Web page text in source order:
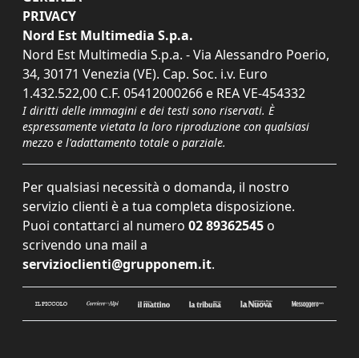
PRIVACY
Nord Est Multimedia S.p.a.
Nord Est Multimedia S.p.a. - Via Alessandro Poerio,
34, 30171 Venezia (VE). Cap. Soc. i.v. Euro
1.432.522,00 C.F. 05412000266 e REA VE-454332
I diritti delle immagini e dei testi sono riservati. È
espressamente vietata la loro riproduzione con qualsiasi
mezzo e l'adattamento totale o parziale.
Per qualsiasi necessità o domanda, il nostro
servizio clienti è a tua completa disposizione.
Puoi contattarci al numero 02 89362545 o
scrivendo una mail a
servizioclienti@grupponem.it.